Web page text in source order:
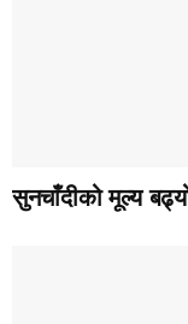
सुनचाँदीको मूल्य